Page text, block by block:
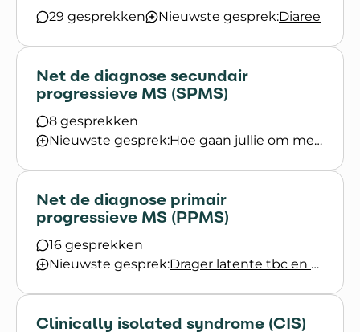
29 gesprekken Nieuwste gesprek:Diaree
Net de diagnose secundair
progressieve MS (SPMS)
8 gesprekken
Nieuwste gesprek:
Hoe gaan jullie om met de actieve achteruitgang
Net de diagnose primair
progressieve MS (PPMS)
16 gesprekken
Nieuwste gesprek:
Drager latente tbc en net diagnose ms
Clinically isolated syndrome (CIS)